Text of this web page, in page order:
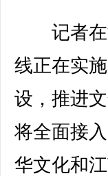
记者在
线正在实
设，推进
将全面接
华文化和